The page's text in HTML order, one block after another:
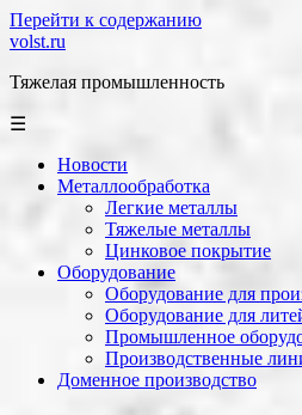
Перейти к содержанию
volst.ru
Тяжелая промышленность
☰
Новости
Металлообработка
Легкие металлы
Тяжелые металлы
Цинковое покрытие
Оборудование
Оборудование для
Оборудование для
Промышленное
Производственные
Доменное производство